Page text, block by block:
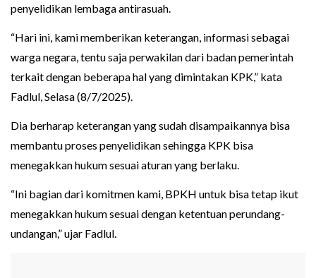
penyelidikan lembaga antirasuah.
“Hari ini, kami memberikan keterangan, informasi sebagai
warga negara, tentu saja perwakilan dari badan pemerintah
terkait dengan beberapa hal yang dimintakan KPK,” kata
Fadlul, Selasa (8/7/2025).
Dia berharap keterangan yang sudah disampaikannya bisa
membantu proses penyelidikan sehingga KPK bisa
menegakkan hukum sesuai aturan yang berlaku.
“Ini bagian dari komitmen kami, BPKH untuk bisa tetap ikut
menegakkan hukum sesuai dengan ketentuan perundang-
undangan,” ujar Fadlul.